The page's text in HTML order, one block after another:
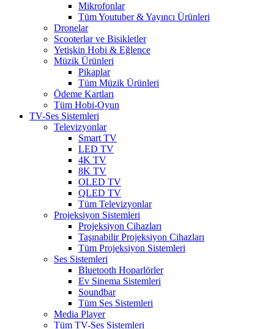
Mikrofonlar
Tüm Youtuber & Yayıncı Ürünleri
Dronelar
Scooterlar ve Bisikletler
Yetişkin Hobi & Eğlence
Müzik Ürünleri
Pikaplar
Tüm Müzik Ürünleri
Ödeme Kartları
Tüm Hobi-Oyun
TV-Ses Sistemleri
Televizyonlar
Smart TV
LED TV
4K TV
8K TV
OLED TV
QLED TV
Tüm Televizyonlar
Projeksiyon Sistemleri
Projeksiyon Cihazları
Taşınabilir Projeksiyon Cihazları
Tüm Projeksiyon Sistemleri
Ses Sistemleri
Bluetooth Hoparlörler
Ev Sinema Sistemleri
Soundbar
Tüm Ses Sistemleri
Media Player
Tüm TV-Ses Sistemleri